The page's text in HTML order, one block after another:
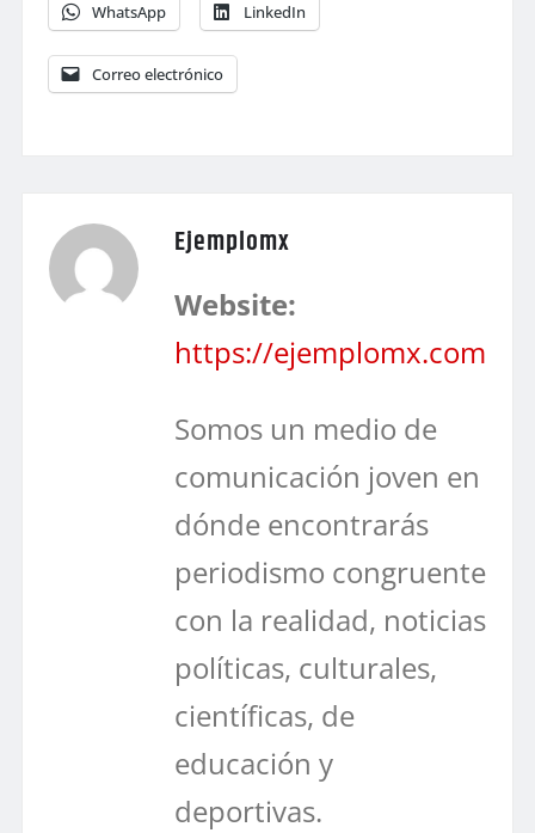
WhatsApp LinkedIn
Correo electrónico
Ejemplomx
Website:
https://ejemplomx.com
Somos un medio de
comunicación joven en
dónde encontrarás
periodismo congruente
con la realidad, noticias
políticas, culturales,
científicas, de
educación y
deportivas.